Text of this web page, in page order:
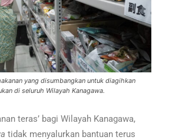
yang disumbangkan untuk diagihkan
di seluruh Wilayah Kanagawa.
teras’ bagi Wilayah Kanagawa,
tidak menyalurkan bantuan terus